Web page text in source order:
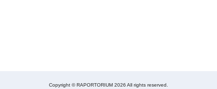
Copyright © RAPORTORIUM 2026 All rights reserved.